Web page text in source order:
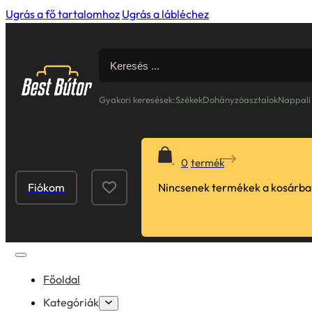
Ugrás a fő tartalomhoz Ugrás a lábléchez
for:
Gyakori keresések:SzékekDohányzóasztalok
Fiókom
0
Nincsenek termékek a
Főoldal
Kategóriák